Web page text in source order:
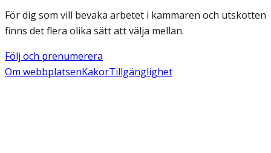
För dig som vill bevaka arbetet i kammaren och utskotten
finns det flera olika sätt att välja mellan.
Följ och prenumerera
Om webbplatsenKakorTillgänglighet